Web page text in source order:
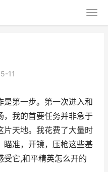
11
是第一步。第一次进入和
，我的首要任务并非急于
片天地。我花费了大量时
瞄准，开镜，压枪这些基
受它,和平精英怎么开的